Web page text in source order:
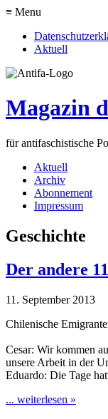
≡ Menu
Aktuell
Magazin
für antifaschistische
Aktuell
Archiv
Abonnement
Impressum
Geschichte
Der andere
11. September 2013
Chilenische
Cesar: Wir kommen
unsere Arbeit in der
Eduardo: Die Tage
... weiterlesen »